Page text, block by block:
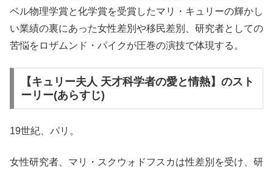
ベル物理学賞と化学賞を受賞したマリ・キュリーの輝かし
い業績の裏にあった女性差別や移民差別、研究者としての
苦悩をロザムンド・パイクが圧巻の演技で体現する。
【キュリー夫人 天才科学者の愛と情熱】のスト
ーリー(あらすじ)
19世紀、パリ。
女性研究者、マリ・スクウォドフスカは性差別を受け、研